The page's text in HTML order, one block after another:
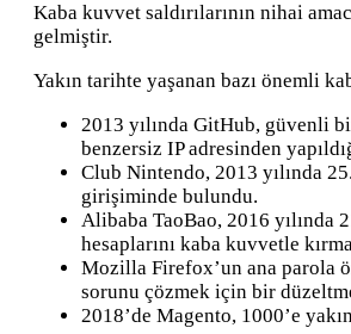
Kaba kuvvet saldırılarının nihai
gelmiştir.
Yakın tarihte yaşanan bazı önemli
2013 yılında GitHub, güvenli
benzersiz IP adresinden
Club Nintendo, 2013 yılında
girişiminde bulundu.
Alibaba TaoBao, 2016 yılında
hesaplarını kaba kuvvetle
Mozilla Firefox’un ana parola
sorunu çözmek için bir
2018’de Magento, 1000’e